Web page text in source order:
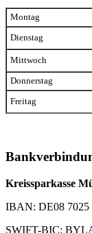
Montag
Dienstag
Mittwoch
Donnerstag
Freitag
Kreissparkasse
IBAN: DE08 7025
SWIFT-BIC: